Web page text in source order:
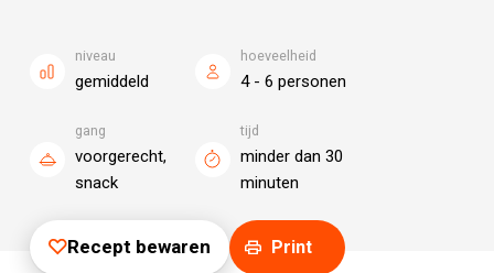
niveau
gemiddeld
hoeveelheid
4 - 6 personen
gang
voorgerecht,
snack
tijd
minder dan 30
minuten
Recept bewaren Print